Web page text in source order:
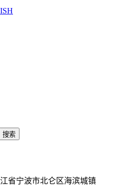
省宁波市北仑区海滨城镇